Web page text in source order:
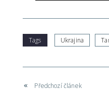
Tags Ukrajina
Předchozí článek